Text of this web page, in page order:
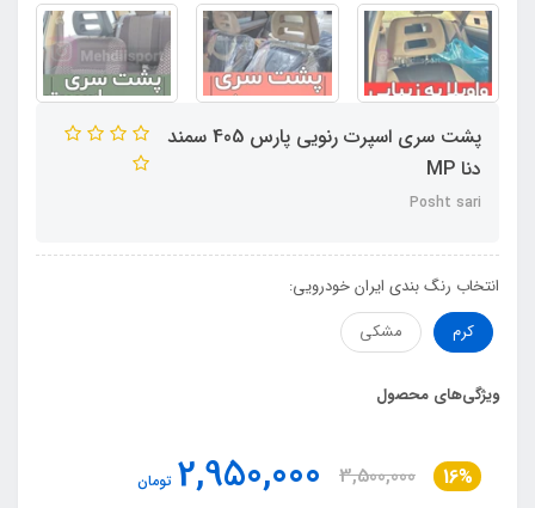
پشت سری اسپرت رنویی پارس 405 سمند
دنا MP
Posht sari
انتخاب رنگ بندی ایران خودرویی:
کرم
مشکی
ویژگی‌های محصول
16%
3,500,000
2,950,000 تومان